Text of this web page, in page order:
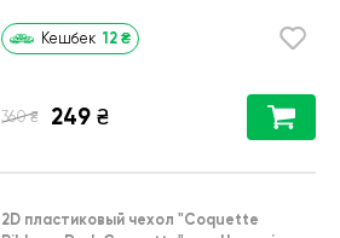
Кешбек 12 ₴
360 ₴ 249 ₴
2D пластиковый чехол "Coquette